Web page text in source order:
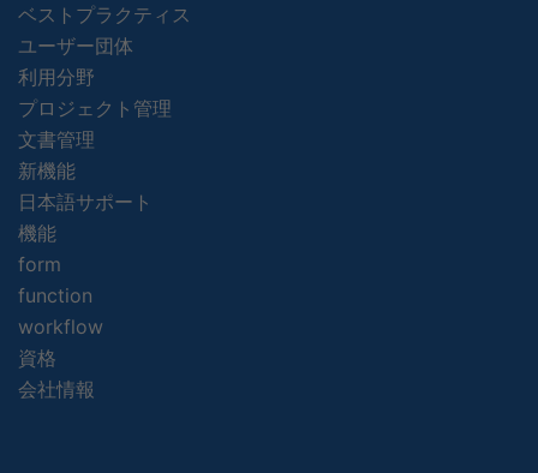
ベストプラクティス
ユーザー団体
利用分野
プロジェクト管理
文書管理
新機能
日本語サポート
機能
form
function
workflow
資格
会社情報